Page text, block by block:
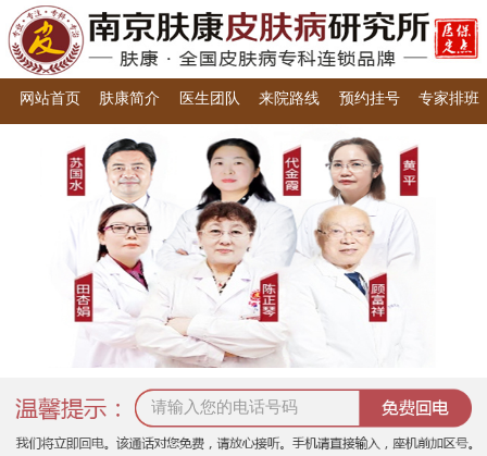
网站首页 肤康简介 医生团队 来院路线 预约挂号 专家排班